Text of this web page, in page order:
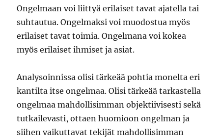
Ongelmaan voi liittyä erilaiset tavat ajatella tai
suhtautua. Ongelmaksi voi muodostua myös
erilaiset tavat toimia. Ongelmana voi kokea
myös erilaiset ihmiset ja asiat.
Analysoinnissa olisi tärkeää pohtia monelta eri
kantilta itse ongelmaa. Olisi tärkeää tarkastella
ongelmaa mahdollisimman objektiivisesti sekä
tutkailevasti, ottaen huomioon ongelman ja
siihen vaikuttavat tekijät mahdollisimman